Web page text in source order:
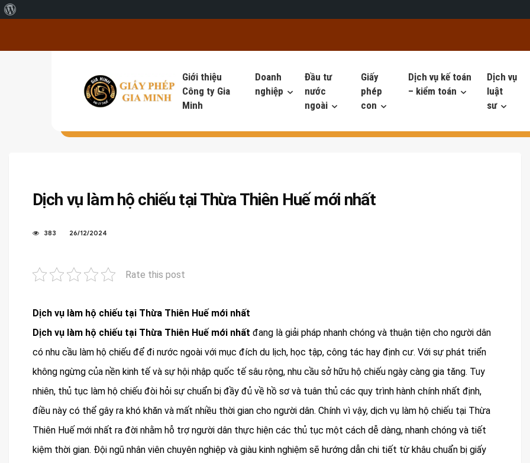
Giới thiệu
Công ty Gia
Minh
Doanh
nghiệp
Đầu tư
nước
ngoài
Giấy
phép
con
Dịch vụ kế toán
– kiểm toán
Dịch vụ
luật
sư
Dịch vụ làm hộ chiếu tại Thừa Thiên Huế mới nhất
383 26/12/2024
Rate this post
Dịch vụ làm hộ chiếu tại Thừa Thiên Huế mới nhất
Dịch vụ làm hộ chiếu tại Thừa Thiên Huế mới nhất đang là giải pháp nhanh chóng và thuận tiện cho người dân
có nhu cầu làm hộ chiếu để đi nước ngoài với mục đích du lịch, học tập, công tác hay định cư. Với sự phát triển
không ngừng của nền kinh tế và sự hội nhập quốc tế sâu rộng, nhu cầu sở hữu hộ chiếu ngày càng gia tăng. Tuy
nhiên, thủ tục làm hộ chiếu đòi hỏi sự chuẩn bị đầy đủ về hồ sơ và tuân thủ các quy trình hành chính nhất định,
điều này có thể gây ra khó khăn và mất nhiều thời gian cho người dân. Chính vì vậy, dịch vụ làm hộ chiếu tại Thừa
Thiên Huế mới nhất ra đời nhằm hỗ trợ người dân thực hiện các thủ tục một cách dễ dàng, nhanh chóng và tiết
kiệm thời gian. Đội ngũ nhân viên chuyên nghiệp và giàu kinh nghiệm sẽ hướng dẫn chi tiết từ khâu chuẩn bị giấy